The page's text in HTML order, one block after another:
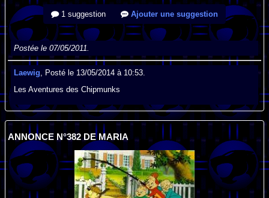
1 suggestion Ajouter une suggestion
Postée le 07/05/2011.
Laewig , Posté le 13/05/2014 à 10:53.
Les Aventures des Chipmunks
ANNONCE N°382 DE MARIA